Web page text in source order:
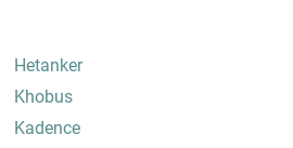
Hetanker
Khobus
Kadence